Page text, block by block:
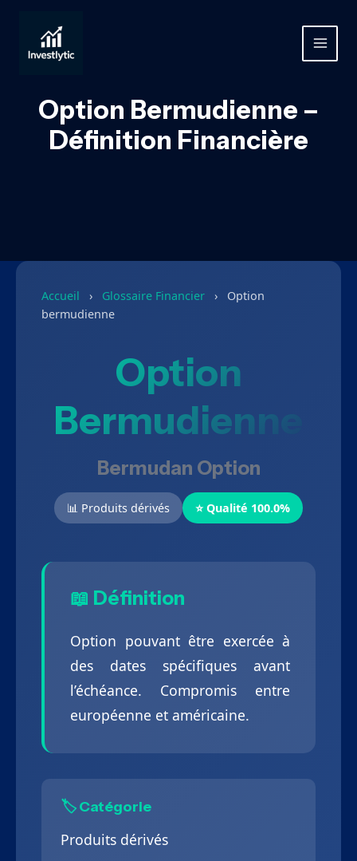
contenu
MAIN
Option Bermudienne –
Définition Financière
Accueil › Glossaire Financier ›
Option
bermudienne
Option
Bermudienne
Bermudan Option
📊 Produits dérivés ⭐ Qualité 100.0%
📖 Définition
Option pouvant être exercée à
des dates spécifiques avant
l’échéance. Compromis entre
européenne et américaine.
🏷️ Catégorie
Produits dérivés